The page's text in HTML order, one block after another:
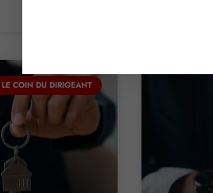
LE COIN DU DIRIGEANT